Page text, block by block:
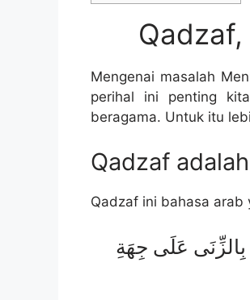
Mengenai masalah
perihal ini penting
beragama. Untuk itu
Qadzaf adalah
Qadzaf ini bahasa arab
عَلَى جِهَةِ